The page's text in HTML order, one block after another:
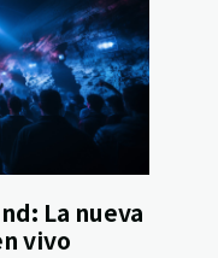
La nueva
vivo